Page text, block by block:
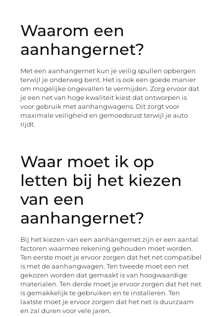
Waarom een
aanhangernet?
Met een aanhangernet kun je veilig spullen opbergen
terwijl je onderweg bent. Het is ook een goede manier
om mogelijke ongevallen te vermijden. Zorg ervoor dat
je een net van hoge kwaliteit kiest dat ontworpen is
voor gebruik met aanhangwagens. Dit zorgt voor
maximale veiligheid en gemoedsrust terwijl je auto
rijdt.
Waar moet ik op
letten bij het kiezen
van een
aanhangernet?
Bij het kiezen van een aanhangernet zijn er een aantal
factoren waarmee rekening gehouden moet worden.
Ten eerste moet je ervoor zorgen dat het net compatibel
is met de aanhangwagen. Ten tweede moet een net
gekozen worden dat gemaakt is van hoogwaardige
materialen. Ten derde moet je ervoor zorgen dat het net
is gemakkelijk te gebruiken en te installeren. Ten
laatste moet je ervoor zorgen dat het net is duurzaam
en zal duren voor vele jaren.